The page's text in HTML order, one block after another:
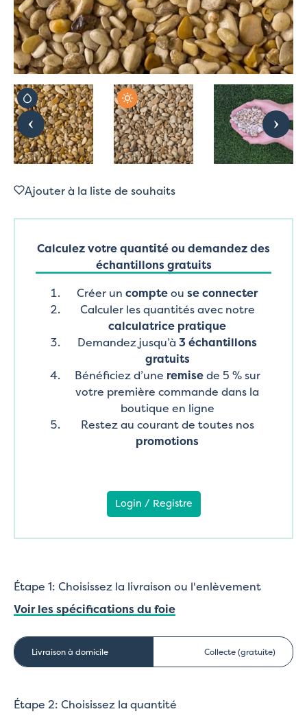
Ajouter à la liste de souhaits
Calculez votre quantité ou demandez des
échantillons gratuits
Créer un compteou se connecter
Calculer les quantités avec notre
calculatrice pratique
Demandez jusqu’à 3 échantillons
gratuits
Bénéficiez d’une remisede 5 % sur
votre première commande dans la
boutique en ligne
Restez au courant de toutes nos
promotions
Login / Registre
Étape 1: Choisissez la livraison ou l'enlèvement
Voir les spécifications du foie
Livraison à domicile Collecte (gratuite)
Étape 2: Choisissez la quantité